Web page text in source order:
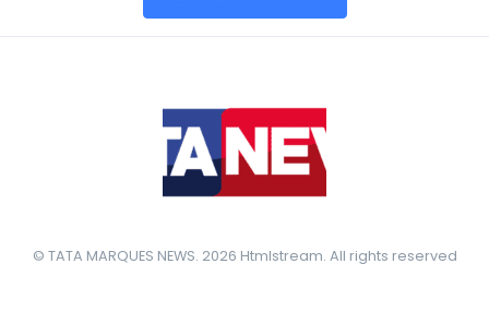
© TATA MARQUES NEWS. 2026 Htmlstream. All rights reserved